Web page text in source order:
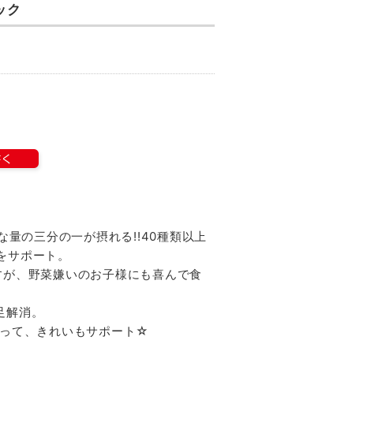
ク
量の三分の一が摂れる!!40種類以上
ポート。
、野菜嫌いのお子様にも喜んで食
消。
て、きれいもサポート☆